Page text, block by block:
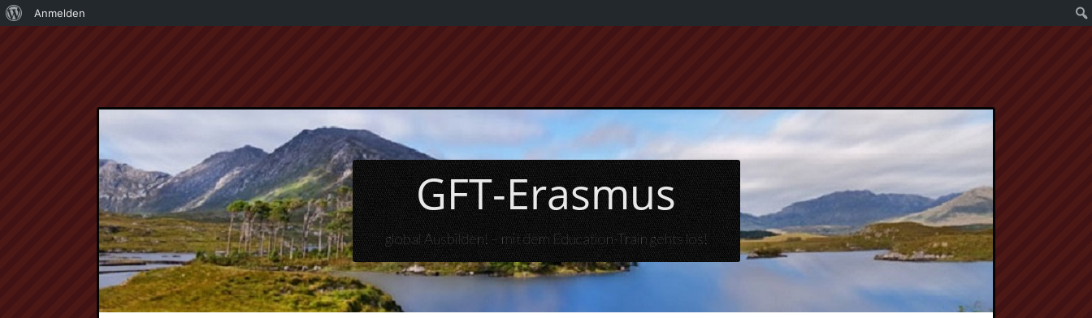
GFT-Erasmus
global Ausbilden! – mit dem Education-Train gehts los!
Über
Anmelden